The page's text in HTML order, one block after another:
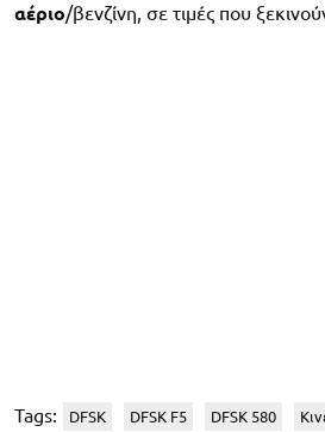
αέριο/βενζίνη, σε τιμές που
Tags: DFSK DFSK F5 DFSK 580